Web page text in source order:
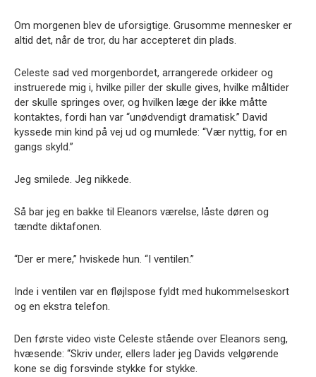
Om morgenen blev de uforsigtige. Grusomme mennesker er
altid det, når de tror, du har accepteret din plads.
Celeste sad ved morgenbordet, arrangerede orkideer og
instruerede mig i, hvilke piller der skulle gives, hvilke måltider
der skulle springes over, og hvilken læge der ikke måtte
kontaktes, fordi han var “unødvendigt dramatisk.” David
kyssede min kind på vej ud og mumlede: “Vær nyttig, for en
gangs skyld.”
Jeg smilede. Jeg nikkede.
Så bar jeg en bakke til Eleanors værelse, låste døren og
tændte diktafonen.
“Der er mere,” hviskede hun. “I ventilen.”
Inde i ventilen var en fløjlspose fyldt med hukommelseskort
og en ekstra telefon.
Den første video viste Celeste stående over Eleanors seng,
hvæsende: “Skriv under, ellers lader jeg Davids velgørende
kone se dig forsvinde stykke for stykke.